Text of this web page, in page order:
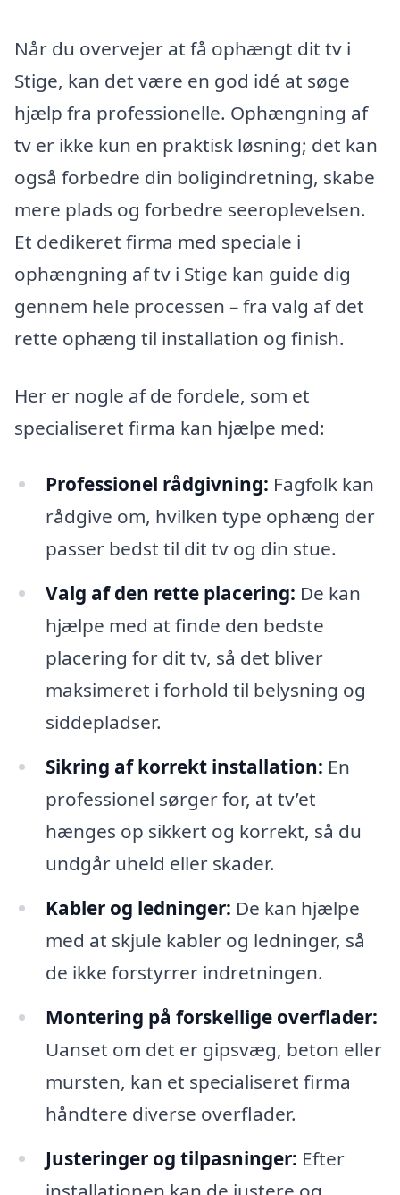
Når du overvejer at få ophængt dit tv i
Stige, kan det være en god idé at søge
hjælp fra professionelle. Ophængning af
tv er ikke kun en praktisk løsning; det kan
også forbedre din boligindretning, skabe
mere plads og forbedre seeroplevelsen.
Et dedikeret firma med speciale i
ophængning af tv i Stige kan guide dig
gennem hele processen – fra valg af det
rette ophæng til installation og finish.
Her er nogle af de fordele, som et
specialiseret firma kan hjælpe med:
Professionel rådgivning: Fagfolk kan
rådgive om, hvilken type ophæng der
passer bedst til dit tv og din stue.
Valg af den rette placering: De kan
hjælpe med at finde den bedste
placering for dit tv, så det bliver
maksimeret i forhold til belysning og
siddepladser.
Sikring af korrekt installation: En
professionel sørger for, at tv’et
hænges op sikkert og korrekt, så du
undgår uheld eller skader.
Kabler og ledninger: De kan hjælpe
med at skjule kabler og ledninger, så
de ikke forstyrrer indretningen.
Montering på forskellige overflader:
Uanset om det er gipsvæg, beton eller
mursten, kan et specialiseret firma
håndtere diverse overflader.
Justeringer og tilpasninger: Efter